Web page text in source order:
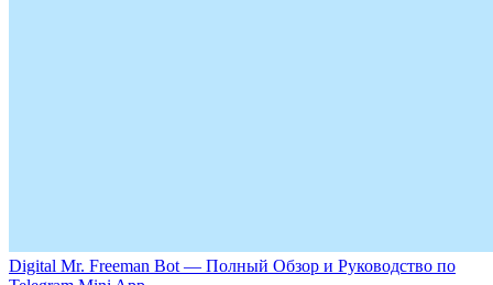
Digital Mr. Freeman Bot — Полный Обзор и Руководство по